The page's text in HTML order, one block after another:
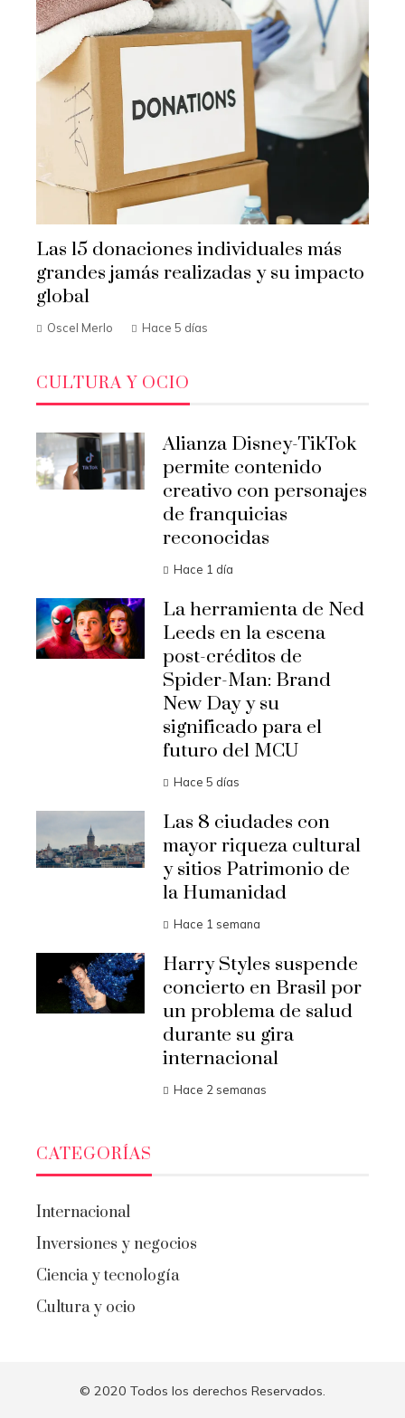
Las 15 donaciones individuales más
grandes jamás realizadas y su impacto
global
Oscel Merlo Hace 5 días
CULTURA Y OCIO
Alianza Disney-TikTok
permite contenido
creativo con personajes
de franquicias
reconocidas
Hace 1 día
La herramienta de Ned
Leeds en la escena
post-créditos de
Spider-Man: Brand
New Day y su
significado para el
futuro del MCU
Hace 5 días
Las 8 ciudades con
mayor riqueza cultural
y sitios Patrimonio de
la Humanidad
Hace 1 semana
Harry Styles suspende
concierto en Brasil por
un problema de salud
durante su gira
internacional
Hace 2 semanas
CATEGORÍAS
Internacional
Inversiones y negocios
Ciencia y tecnología
Cultura y ocio
© 2020 Todos los derechos Reservados.